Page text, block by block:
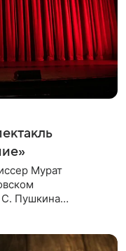
Мурат
С. Пушкина